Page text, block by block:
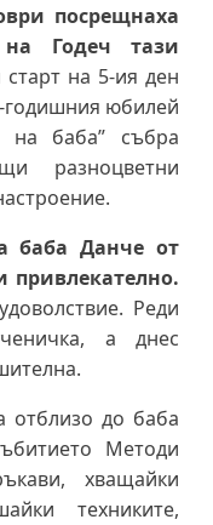
посрещнаха
на Годеч тази
на 5-ия ден
годишния юбилей
на баба” събра
разноцветни
баба Данче от
привлекателно.
Реди
а днес
отблизо до баба
Методи
хващайки
техниките,